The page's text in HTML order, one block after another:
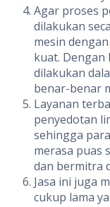
Agar proses
dilakukan
mesin
kuat.
dilakukan
benar-benar
Layanan
penyedotan
sehingga
merasa puas
dan bermitra
Jasa ini juga
cukup lama